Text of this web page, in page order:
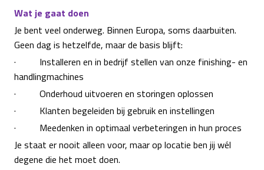
Wat je gaat doen
Je bent veel onderweg. Binnen Europa, soms daarbuiten.
Geen dag is hetzelfde, maar de basis blijft:
· Installeren en in bedrijf stellen van onze finishing- en
handlingmachines
· Onderhoud uitvoeren en storingen oplossen
· Klanten begeleiden bij gebruik en instellingen
· Meedenken in optimaal verbeteringen in hun proces
Je staat er nooit alleen voor, maar op locatie ben jij wél
degene die het moet doen.